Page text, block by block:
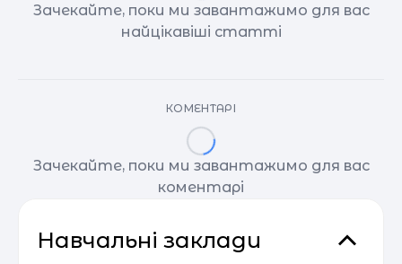
Зачекайте, поки ми завантажимо для вас
найцікавіші статті
КОМЕНТАРІ
Зачекайте, поки ми завантажимо для вас
коментарі
Навчальні заклади